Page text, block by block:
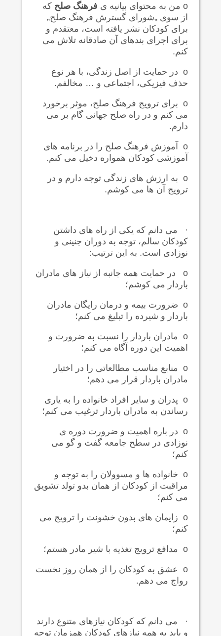
o من به محتوای بیانیه ی فرهنگ صلح که
از سوی „شورای گسترش فرهنگ صلح„
برای کودکان نشر یافته است، معتقدم و
برای اجرای بندهای آن صادقانه تلاش می
کنم.
o در حمایت از اصل زندگی، با هر نوع
حذف فیزیکی، اجتماعی و … مخالفم.
o برای ترویج فرهنگ صلح، موثر برخورد
می کنم و در راه صلح جهانی گام بر می
دارم.
o آموزش فرهنگ صلح را در برنامه های
آموزشی کودکان همواره دخیل می کنم.
o به ارزش های زندگی توجه دارم و در
ترویج آن ها می کوشم.
· می دانم که یکی از راه های داشتن
کودکان سالم، توجه به دوران جنینی و
نوزادی است. به این ترتیب:
o
در حمایت همه جانبه از نیاز های مادران
باردار می کوشم؛
o ضرورت بیمه و درمان رایگان مادران
باردار و شیرده را تبلیغ می کنم؛
o مادران باردار را نسبت به ضرورت و
اهمیت این دوره آگاه می کنم؛
o منابع مناسب مطالعاتی را در اختیار
مادران باردار قرار می دهم؛
o پدران و سایر افراد خانواده را به یاری
رساندن به مادران باردار ترغیب می کنم؛
o در باره اهمیت و ضرورت دوره ی
نوزادی در سطح جامعه گفت و گو می
کنم؛
o خانواده ها و مسوولان را به توجه و
مراقبت از کودکان از همان بدو تولد تشویق
می کنم؛
o زایمان های بدون خشونت را ترویج می
کنم؛
o مدافع ترویج تغذیه با شیر مادر هستم؛
o عشق به کودکان را از همان روز نخست
رواج می دهم.
· می دانم که کودکان نیازهای متنوع دارند
و باید به همه نیازهای کودکان همزمان توجه